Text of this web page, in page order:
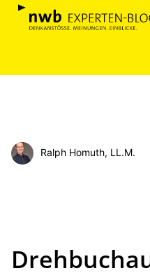
Ralph Homuth, LL.M.